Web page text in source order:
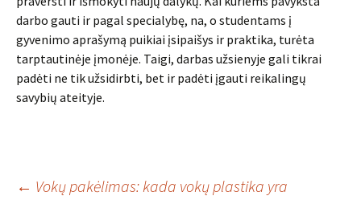
darbo gauti ir pagal specialybę, na, o studentams į
gyvenimo aprašymą puikiai įsipaišys ir praktika, turėta
tarptautinėje įmonėje. Taigi, darbas užsienyje gali tikrai
padėti ne tik užsidirbti, bet ir padėti įgauti reikalingų
savybių ateityje.
← Vokų pakėlimas: kada vokų plastika yra